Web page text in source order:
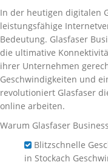
In der heutigen digitalen
leistungsfähige
Bedeutung. Glasfaser
die ultimative
ihrer Unternehmen
Geschwindigkeiten und
revolutioniert Glasfaser
online arbeiten.
Warum Glasfaser
Blitzschnelle
in Stockach